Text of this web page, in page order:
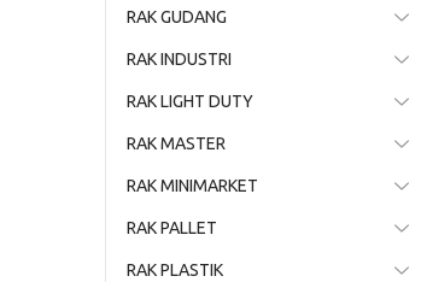
RAK GUDANG
RAK INDUSTRI
RAK LIGHT DUTY
RAK MASTER
RAK MINIMARKET
RAK PALLET
RAK PLASTIK